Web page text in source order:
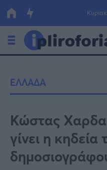
Οικονομία
Πολιτική
Τράπεζες
Επιδοτήσεις
Κόσμος
ΕΛΛΑΔΑ
Κώστας
γίνει η